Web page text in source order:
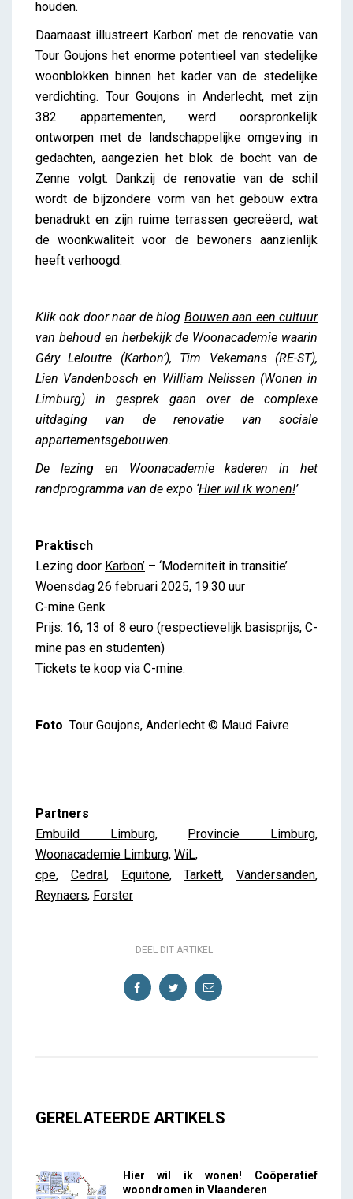
houden.
Daarnaast illustreert Karbon’ met de renovatie van
Tour Goujons het enorme potentieel van stedelijke
woonblokken binnen het kader van de stedelijke
verdichting. Tour Goujons in Anderlecht, met zijn
382 appartementen, werd oorspronkelijk
ontworpen met de landschappelijke omgeving in
gedachten, aangezien het blok de bocht van de
Zenne volgt. Dankzij de renovatie van de schil
wordt de bijzondere vorm van het gebouw extra
benadrukt en zijn ruime terrassen gecreëerd, wat
de woonkwaliteit voor de bewoners aanzienlijk
heeft verhoogd.
Klik ook door naar de blog Bouwen aan een cultuur
van behouden herbekijk de Woonacademie waarin
Géry Leloutre (Karbon’), Tim Vekemans (RE-ST),
Lien Vandenbosch en William Nelissen (Wonen in
Limburg) in gesprek gaan over de complexe
uitdaging van de renovatie van sociale
appartementsgebouwen.
De lezing en Woonacademie kaderen in het
randprogramma van de expo ‘Hier wil ik wonen!’
Praktisch
Lezing door Karbon’ – ‘Moderniteit in transitie’
Woensdag 26 februari 2025, 19.30 uur
C-mine Genk
Prijs: 16, 13 of 8 euro (respectievelijk basisprijs, C-
mine pas en studenten)
Tickets te koop via C-mine.
Foto Tour Goujons, Anderlecht © Maud Faivre
Partners
Embuild Limburg, Provincie Limburg,
Woonacademie Limburg, WiL,
cpe, Cedral, Equitone,Tarkett, Vandersanden,
Reynaers, Forster
DEEL DIT ARTIKEL:
GERELATEERDE ARTIKELS
Hier wil ik wonen! Coöperatief
woondromen in Vlaanderen